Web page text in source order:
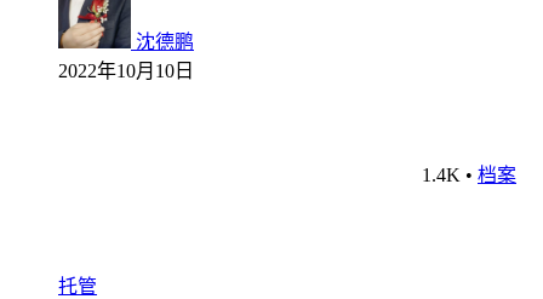
沈德鹏
2022年10月10日
1.4K • 档案
托管